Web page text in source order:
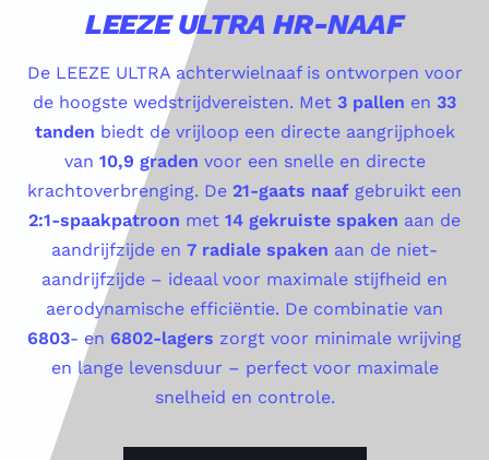
LEEZE ULTRA HR-NAAF
De LEEZE ULTRA achterwielnaaf is ontworpen voor
de hoogste wedstrijdvereisten. Met 3 pallen en 33
tanden biedt de vrijloop een directe aangrijphoek
van 10,9 graden voor een snelle en directe
krachtoverbrenging. De 21-gaats naaf gebruikt een
2:1-spaakpatroon met 14 gekruiste spaken aan de
aandrijfzijde en 7 radiale spaken aan de niet-
aandrijfzijde – ideaal voor maximale stijfheid en
aerodynamische efficiëntie. De combinatie van
6803- en 6802-lagers zorgt voor minimale wrijving
en lange levensduur – perfect voor maximale
snelheid en controle.